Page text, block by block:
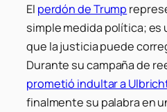
El perdón de Trump
simple medida política; es
que la justicia puede
Durante su campaña de
prometió indultar a
finalmente su palabra en